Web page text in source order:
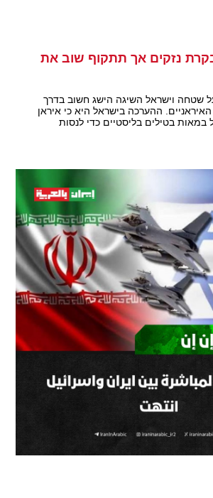
נזקים אך תתקוף שוב את
שטחה וישראל השיגה הישג חשוב בדרך
ההערכה בישראל היא כי איראן
בטילים בליסטיים כדי לנסות